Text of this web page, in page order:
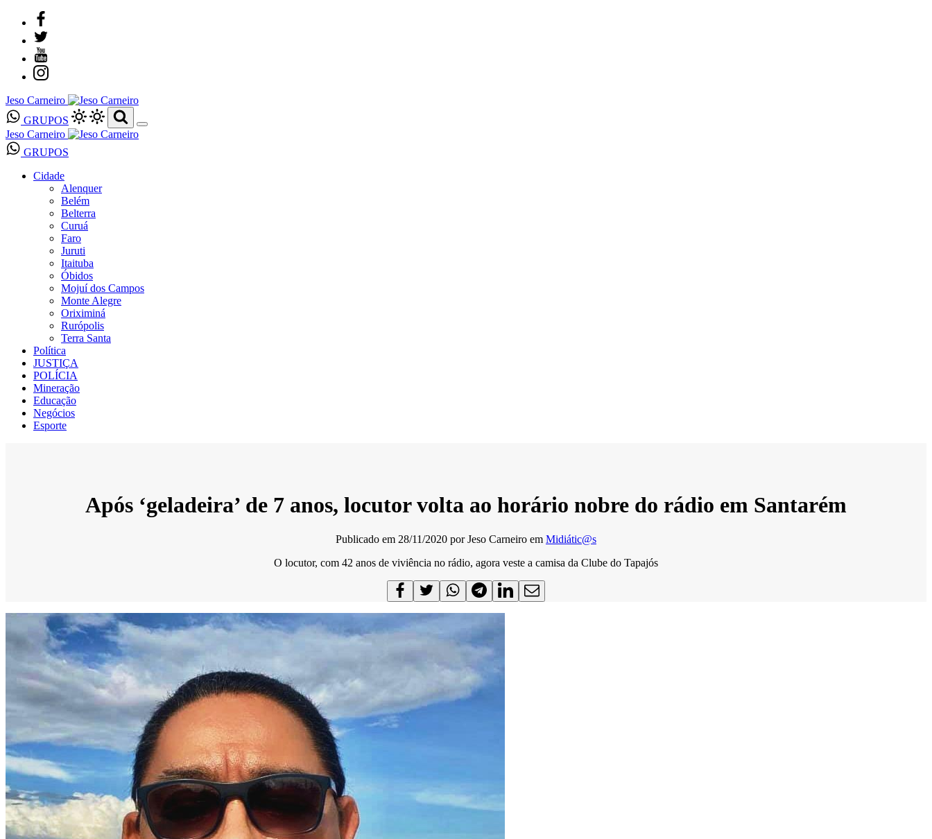
Jeso Carneiro
GRUPOS
Jeso Carneiro
GRUPOS
Cidade
Alenquer
Belém
Belterra
Curuá
Faro
Juruti
Itaituba
Óbidos
Mojuí dos Campos
Monte Alegre
Oriximiná
Rurópolis
Terra Santa
Política
JUSTIÇA
POLÍCIA
Mineração
Educação
Negócios
Esporte
Após ‘geladeira’ de 7 anos, locutor volta ao horário nobre do rádio em Santarém
Publicado em 28/11/2020 porJeso Carneiro em Midiátic@s
O locutor, com 42 anos de viviência no rádio, agora veste a camisa da Clube do Tapajós